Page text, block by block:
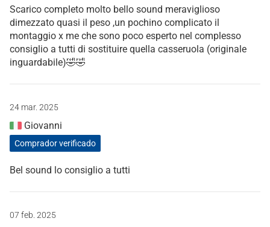
Scarico completo molto bello sound meraviglioso
dimezzato quasi il peso ,un pochino complicato il
montaggio x me che sono poco esperto nel complesso
consiglio a tutti di sostituire quella casseruola (originale
inguardabile)🤣🤣
24 mar. 2025
Giovanni
Comprador verificado
Bel sound lo consiglio a tutti
07 feb. 2025